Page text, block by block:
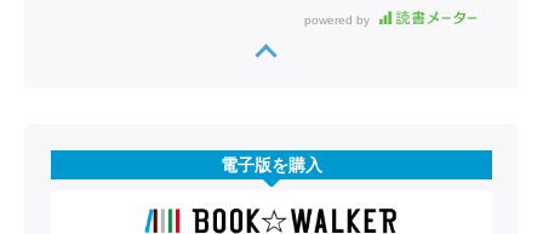
powered by
電子版を購入